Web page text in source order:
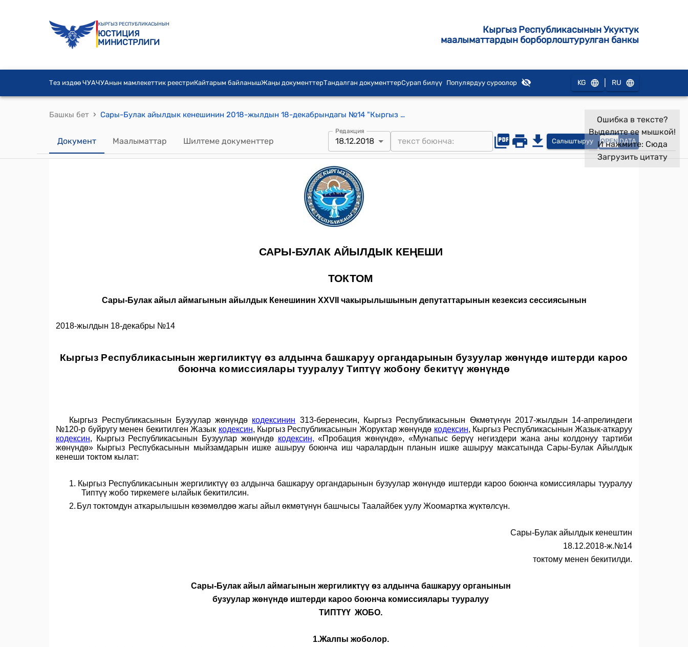
КЫРГЫЗ РЕСПУБЛИКАСЫНЫН
ЮСТИЦИЯ
МИНИСТРЛИГИ
Кыргыз Республикасынын Укуктук
маалыматтардын борборлоштурулган банкы
Тез издөө ЧУАЧУАнын мамлекеттик реестриКайтарым байланышЖаңы документтерТандалган документтерСурап билүү Популярдуу суроолор KG RU
Башкы бет › Сары-Булак айылдык кенешинин 2018-жылдын 18-декабрындагы №14 "Кыргыз Республикасынын жергиликтүү өз алдынча башкаруу органдарынын бузуулар жөнүндө иштерди кароо боюнча комиссиялары тууралуу Типтүү жобону бекитүү жѳнүндѳ" токтому
Документ Маалыматтар Шилтеме документтер
Редакция
18.12.2018 Салыштыруу OPEN DATA
Ошибка в тексте?
Выделите ее мышкой!
И нажмите: Сюда
Загрузить цитату